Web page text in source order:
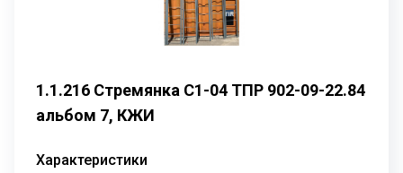
1.1.216 Стремянка С1-04 ТПР 902-09-22.84
альбом 7, КЖИ
Характеристики